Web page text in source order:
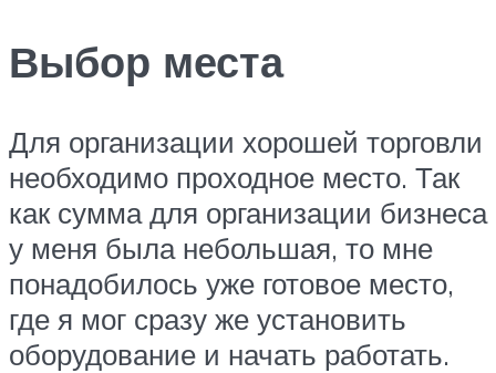
Выбор места
Для организации хорошей торговли
необходимо проходное место. Так
как сумма для организации бизнеса
у меня была небольшая, то мне
понадобилось уже готовое место,
где я мог сразу же установить
оборудование и начать работать.